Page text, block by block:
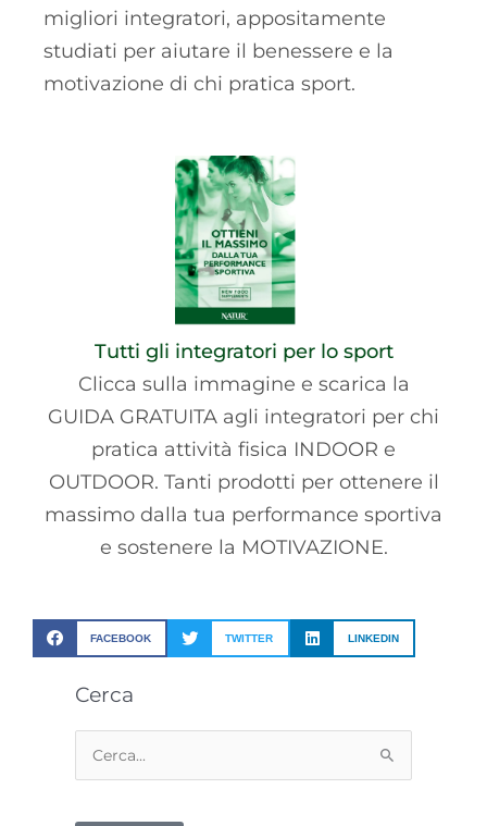
migliori integratori, appositamente
studiati per aiutare il benessere e la
motivazione di chi pratica sport.
Tutti gli integratori per lo sport
Clicca sulla immagine e scarica la
GUIDA GRATUITA agli integratori per chi
pratica attività fisica INDOOR e
OUTDOOR. Tanti prodotti per ottenere il
massimo dalla tua performance sportiva
e sostenere la MOTIVAZIONE.
FACEBOOK TWITTER LINKEDIN
Cerca
Cerca: